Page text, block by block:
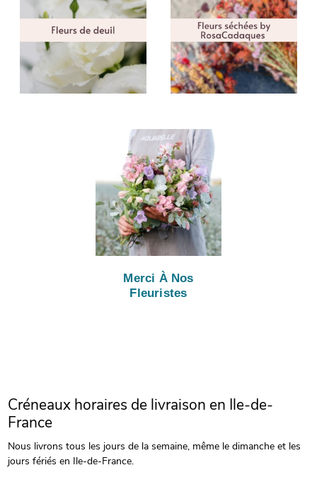
Merci À Nos
Fleuristes
Créneaux horaires de livraison en Ile-de-
France
Nous livrons tous les jours de la semaine, même le dimanche et les
jours fériés en Ile-de-France.